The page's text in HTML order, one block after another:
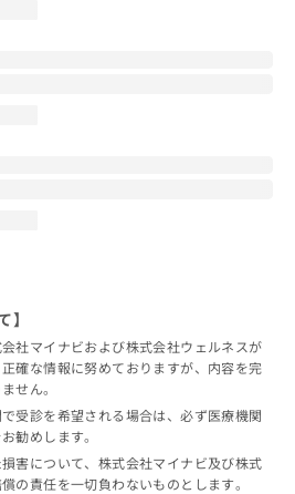
】
社マイナビおよび株式会社ウェルネスが
確な情報に努めておりますが、内容を完
せん。
受診を希望される場合は、必ず医療機関
勧めします。
害について、株式会社マイナビ及び株式
の責任を一切負わないものとします。